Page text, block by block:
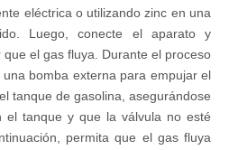
eléctrica o utilizando zinc en una
Luego, conecte el aparato y
el gas fluya. Durante el proceso
bomba externa para empujar el
tanque de gasolina, asegurándose
tanque y que la válvula no esté
permita que el gas fluya